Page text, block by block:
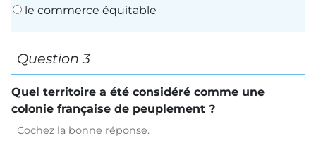
le commerce équitable
Question 3
Quel territoire a été considéré comme une
colonie française de peuplement ?
Cochez la bonne réponse.